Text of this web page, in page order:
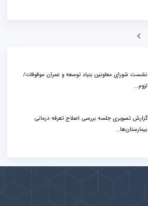
نشست شورای معاونین بنیاد توسعه و عمران موقوفات/
لزوم...
گزارش تصویری جلسه بررسی اصلاح تعرفه درمانی
بیمارستان‌ها...